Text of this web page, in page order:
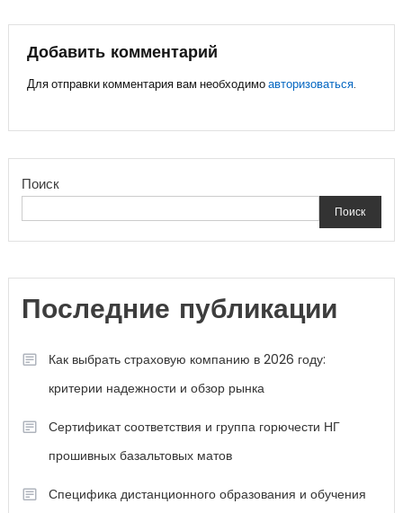
по
записям
Добавить комментарий
Для отправки комментария вам необходимоавторизоваться.
Поиск
Поиск
Последние публикации
Как выбрать страховую компанию в 2026 году:
критерии надежности и обзор рынка
Сертификат соответствия и группа горючести НГ
прошивных базальтовых матов
Специфика дистанционного образования и обучения